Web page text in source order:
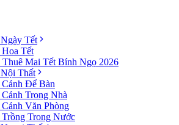
Tết
Tết
Thuê Mai Tết Bính Ngọ 2026
Thất
Cảnh Để Bàn
Trong Nhà
Văn Phòng
Trồng Trong Nước